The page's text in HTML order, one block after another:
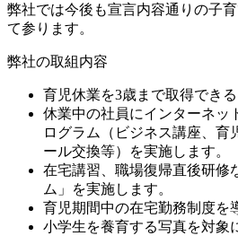
弊社では今後も宣言内容通りの子
て参ります。
弊社の取組内容
育児休業を3歳まで取得できる
休業中の社員にインターネッ
ログラム（ビジネス講座、育
ール交換等）を実施します。
在宅講習、職場復帰直後研修
ム」を実施します。
育児期間中の在宅勤務制度を
小学生を養育する写真を対象